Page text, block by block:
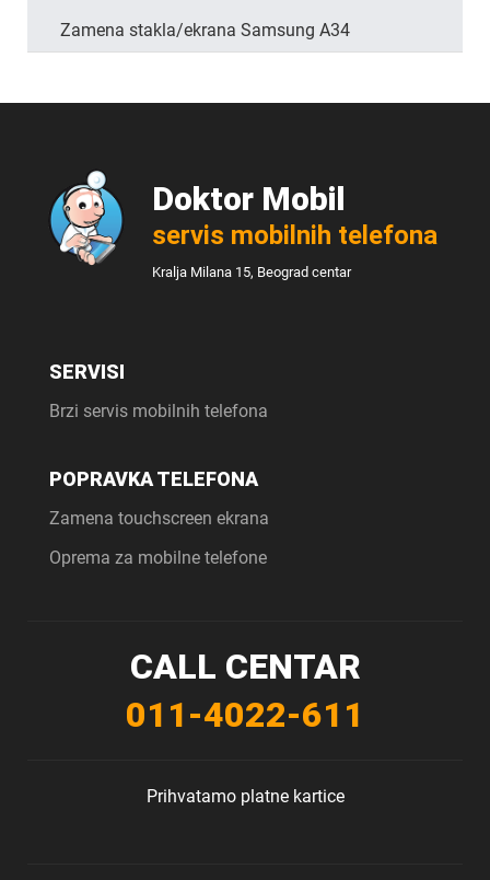
Zamena stakla/ekrana Samsung A34
Doktor Mobil
servis mobilnih telefona
Kralja Milana 15, Beograd centar
SERVISI
Brzi servis mobilnih telefona
POPRAVKA TELEFONA
Zamena touchscreen ekrana
Oprema za mobilne telefone
CALL CENTAR
011-4022-611
Prihvatamo platne kartice